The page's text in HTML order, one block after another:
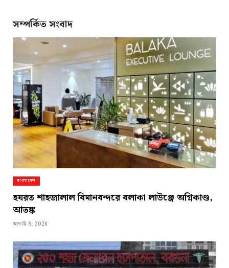
সম্পর্কিত সংবাদ
বাংলাদেশ
হযরত শাহজালাল বিমানবন্দরে বলাকা লাউঞ্জে অগ্নিকাণ্ড,
আতঙ্ক
আগস্ট 8, 2026